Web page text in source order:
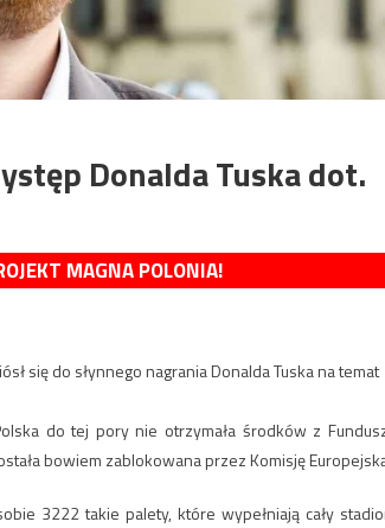
Donalda Tuska dot.
MAGNA POLONIA!
się do słynnego nagrania Donalda Tuska na temat
do tej pory nie otrzymała środków z
bowiem zablokowana przez Komisję
3222 takie palety, które wypełniają cały